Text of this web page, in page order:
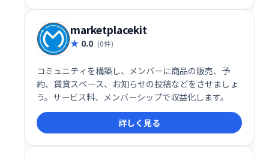
marketplacekit
0.0 (0件)
コミュニティを構築し、メンバーに商品の販売、予
約、賃貸スペース、お知らせの投稿などをさせましょ
う。サービス料、メンバーシップで収益化します。
詳しく見る